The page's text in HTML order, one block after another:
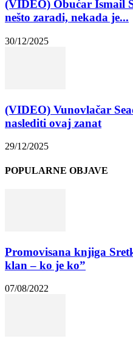
(VIDEO) Obućar Ismail
nešto zaradi, nekada je...
30/12/2025
(VIDEO) Vunovlačar
naslediti ovaj zanat
29/12/2025
POPULARNE OBJAVE
Promovisana knjiga
klan – ko je ko”
07/08/2022